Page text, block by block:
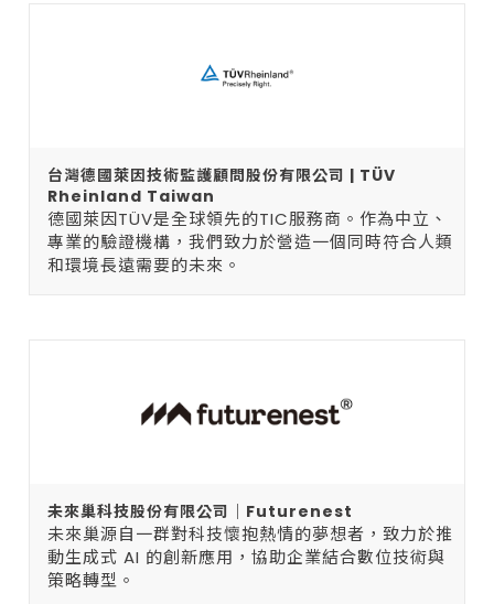
台灣德國萊因技術監護顧問股份有限公司 | TÜV
Rheinland Taiwan
德國萊因TÜV是全球領先的TIC服務商。作為中立、
專業的驗證機構，我們致力於營造一個同時符合人類
和環境長遠需要的未來。
未來巢科技股份有限公司｜Futurenest
未來巢源自一群對科技懷抱熱情的夢想者，致力於推
動生成式 AI 的創新應用，協助企業結合數位技術與
策略轉型。